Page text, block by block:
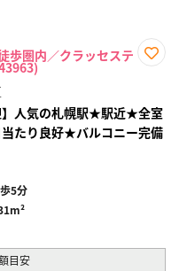
歩圏内／クラッセステ
録
】人気の札幌駅★駅近★全室
たり良好★バルコニー完備
5分
目安